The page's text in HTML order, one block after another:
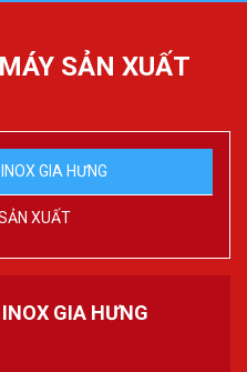
SẢN XUẤT
GIA HƯNG
XUẤT
GIA HƯNG